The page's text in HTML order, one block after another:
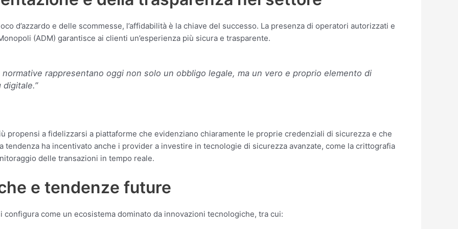
d’azzardo e delle scommesse, l’affidabilità è la chiave del successo. La presenza di operatori autorizzati e
(ADM) garantisce ai clienti un’esperienza più sicura e trasparente.
normative rappresentano oggi non solo un obbligo legale, ma un vero e proprio elemento di
propensi a fidelizzarsi a piattaforme che evidenziano chiaramente le proprie credenziali di sicurezza e che
tendenza ha incentivato anche i provider a investire in tecnologie di sicurezza avanzate, come la crittografia
delle transazioni in tempo reale.
e tendenze future
come un ecosistema dominato da innovazioni tecnologiche, tra cui: